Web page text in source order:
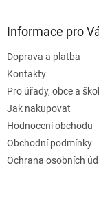
Informace pro
Doprava a platba
Kontakty
Pro úřady, obce a
Jak nakupovat
Hodnocení obchodu
Obchodní podmínky
Ochrana osobních